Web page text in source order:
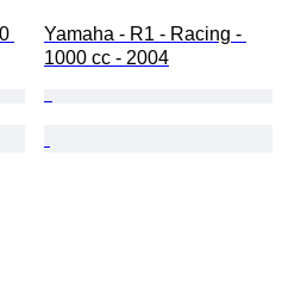
Yamaha - R1 - Racing -
1000 cc - 2004